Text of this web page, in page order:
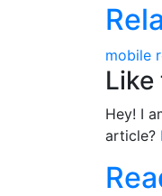
mobile
Hey! I
article?